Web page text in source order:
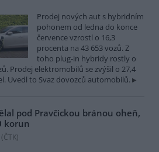
Prodej nových aut s hybridním
pohonem od ledna do konce
července vzrostl o 16,3
procenta na 43 653 vozů. Z
toho plug-in hybridy rostly o
Prodej elektromobilů se zvýšil o 27,4
Uvedl to Svaz dovozců automobilů.
pod Pravčickou bránou oheň,
korun
ČTK)